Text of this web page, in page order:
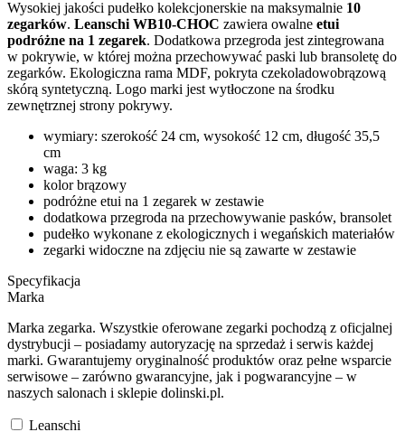
Wysokiej jakości pudełko kolekcjonerskie na maksymalnie 10
zegarków. Leanschi WB10-CHOC zawiera owalne etui
podróżne na 1 zegarek. Dodatkowa przegroda jest zintegrowana
w pokrywie, w której można przechowywać paski lub bransoletę do
zegarków. Ekologiczna rama MDF, pokryta czekoladowobrązową
skórą syntetyczną. Logo marki jest wytłoczone na środku
zewnętrznej strony pokrywy.
wymiary: szerokość 24 cm, wysokość 12 cm, długość 35,5
cm
waga: 3 kg
kolor brązowy
podróżne etui na 1 zegarek w zestawie
dodatkowa przegroda na przechowywanie pasków, bransolet
pudełko wykonane z ekologicznych i wegańskich materiałów
zegarki widoczne na zdjęciu nie są zawarte w zestawie
Specyfikacja
Marka
Marka zegarka. Wszystkie oferowane zegarki pochodzą z oficjalnej
dystrybucji – posiadamy autoryzację na sprzedaż i serwis każdej
marki. Gwarantujemy oryginalność produktów oraz pełne wsparcie
serwisowe – zarówno gwarancyjne, jak i pogwarancyjne – w
naszych salonach i sklepie dolinski.pl.
Leanschi